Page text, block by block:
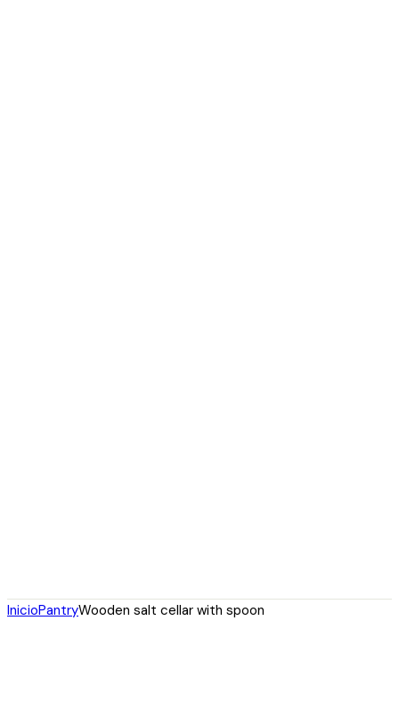
InicioPantryWooden salt cellar with spoon